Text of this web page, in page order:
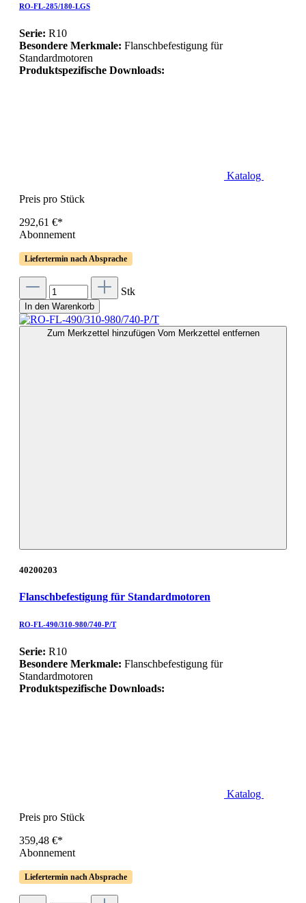
RO-FL-285/180-LGS
Serie: R10
Besondere Merkmale: Flanschbefestigung für
Standardmotoren
Produktspezifische Downloads:
Katalog
Preis pro Stück
292,61 €*
Abonnement
Liefertermin nach Absprache
Stk
In den Warenkorb
Zum Merkzettel hinzufügen Vom Merkzettel entfernen
40200203
Flanschbefestigung für Standardmotoren
RO-FL-490/310-980/740-P/T
Serie: R10
Besondere Merkmale: Flanschbefestigung für
Standardmotoren
Produktspezifische Downloads:
Katalog
Preis pro Stück
359,48 €*
Abonnement
Liefertermin nach Absprache